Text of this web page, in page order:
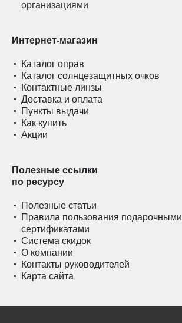
Интернет-магазин
Каталог оправ
Каталог солнцезащитных очков
Контактные линзы
Доставка и оплата
Пункты выдачи
Как купить
Акции
Полезные ссылки
по ресурсу
Полезные статьи
Правила пользования подарочными
сертификатами
Система скидок
О компании
Контакты руководителей
Карта сайта